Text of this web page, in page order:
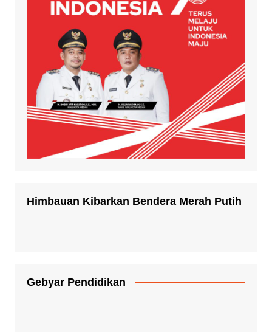
Himbauan Kibarkan Bendera Merah Putih
Gebyar Pendidikan